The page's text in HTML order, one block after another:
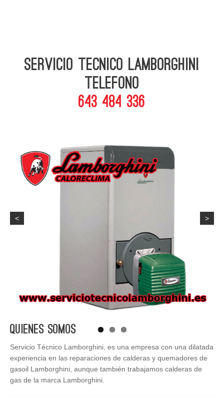
Servicio Tecnico Lamborghini
telefono
643 484 336
< >
Quienes Somos
Servicio Técnico Lamborghini, es una empresa con una dilatada
experiencia en las reparaciones de calderas y quemadores de
gasoil Lamborghini, aunque también trabajamos calderas de
gas de la marca Lamborghini.